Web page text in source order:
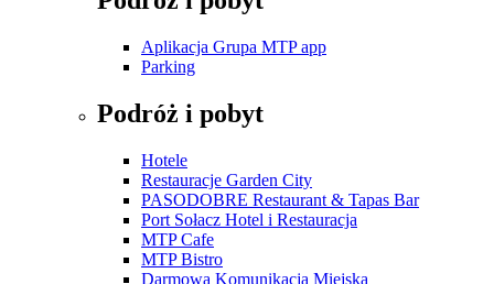
Aplikacja Grupa MTP app
Parking
Podróż i pobyt
Hotele
Restauracje Garden City
PASODOBRE Restaurant & Tapas Bar
Port Sołacz Hotel i Restauracja
MTP Cafe
MTP Bistro
Darmowa Komunikacja Miejska